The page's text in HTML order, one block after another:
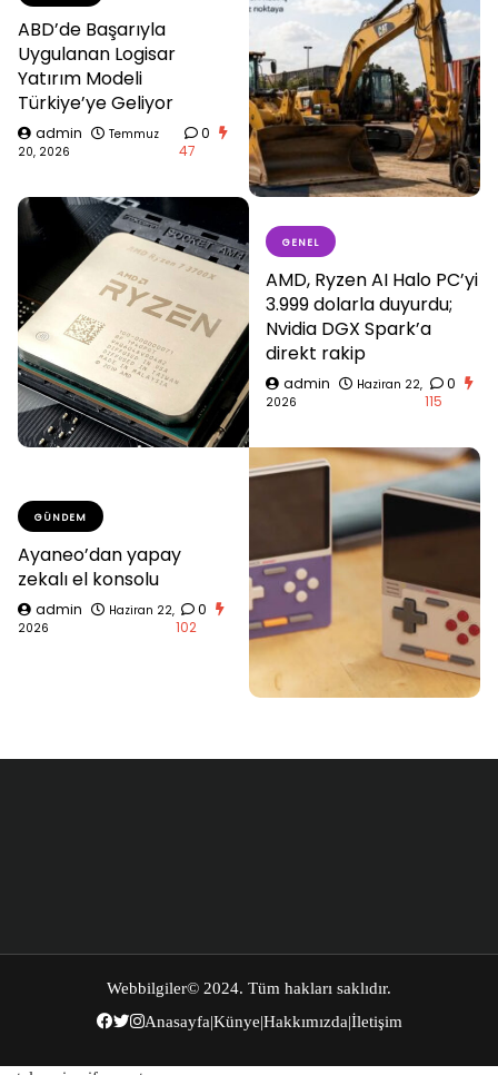
ABD’de Başarıyla
Uygulanan Logisar
Yatırım Modeli
Türkiye’ye Geliyor
admin
Temmuz
20, 2026
0
47
GENEL
AMD, Ryzen AI Halo PC’yi
3.999 dolarla duyurdu;
Nvidia DGX Spark’a
direkt rakip
admin
Haziran 22,
2026
0
115
GÜNDEM
Ayaneo’dan yapay
zekalı el konsolu
admin
Haziran 22,
2026
0
102
Webbilgiler© 2024. Tüm hakları saklıdır.
Anasayfa|Künye|Hakkımızda|İletişim